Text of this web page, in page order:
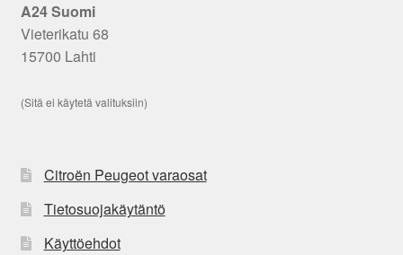
A24 Suomi
Vieterikatu 68
15700 Lahti
(Sitä ei käytetä valituksiin)
Citroën Peugeot varaosat
Tietosuojakäytäntö
Käyttöehdot